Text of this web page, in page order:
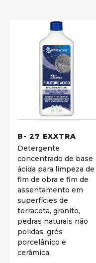
B- 27 EXXTRA
Detergente
concentrado de base
ácida para limpeza de
fim de obra e fim de
assentamento em
superfícies de
terracota, granito,
pedras naturais não
polidas, grés
porcelânico e
cerâmica.